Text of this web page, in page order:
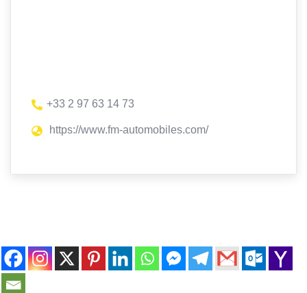
+33 2 97 63 14 73
https://www.fm-automobiles.com/